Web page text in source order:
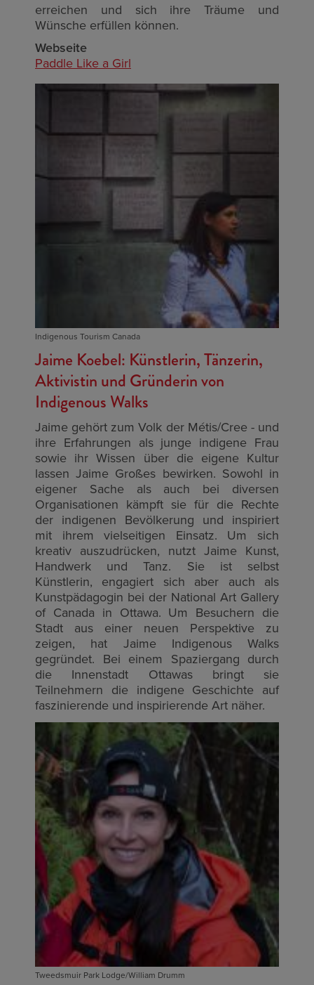
erreichen und sich ihre Träume und
Wünsche erfüllen können.
Webseite
Paddle Like a Girl
Indigenous Tourism Canada
Jaime Koebel: Künstlerin, Tänzerin,
Aktivistin und Gründerin von
Indigenous Walks
Jaime gehört zum Volk der Métis/Cree - und
ihre Erfahrungen als junge indigene Frau
sowie ihr Wissen über die eigene Kultur
lassen Jaime Großes bewirken. Sowohl in
eigener Sache als auch bei diversen
Organisationen kämpft sie für die Rechte
der indigenen Bevölkerung und inspiriert
mit ihrem vielseitigen Einsatz. Um sich
kreativ auszudrücken, nutzt Jaime Kunst,
Handwerk und Tanz. Sie ist selbst
Künstlerin, engagiert sich aber auch als
Kunstpädagogin bei der National Art Gallery
of Canada in Ottawa. Um Besuchern die
Stadt aus einer neuen Perspektive zu
zeigen, hat Jaime Indigenous Walks
gegründet. Bei einem Spaziergang durch
die Innenstadt Ottawas bringt sie
Teilnehmern die indigene Geschichte auf
faszinierende und inspirierende Art näher.
Tweedsmuir Park Lodge/William Drumm